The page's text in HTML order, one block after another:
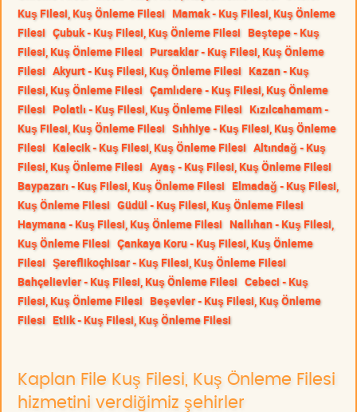
Kuş Filesi, Kuş Önleme Filesi Mamak - Kuş Filesi, Kuş Önleme
Filesi Çubuk - Kuş Filesi, Kuş Önleme Filesi Beştepe - Kuş
Filesi, Kuş Önleme Filesi Pursaklar - Kuş Filesi, Kuş Önleme
Filesi Akyurt - Kuş Filesi, Kuş Önleme Filesi Kazan - Kuş
Filesi, Kuş Önleme Filesi Çamlıdere - Kuş Filesi, Kuş Önleme
Filesi Polatlı - Kuş Filesi, Kuş Önleme Filesi Kızılcahamam -
Kuş Filesi, Kuş Önleme Filesi Sıhhiye - Kuş Filesi, Kuş Önleme
Filesi Kalecik - Kuş Filesi, Kuş Önleme Filesi Altındağ - Kuş
Filesi, Kuş Önleme Filesi Ayaş - Kuş Filesi, Kuş Önleme Filesi
Baypazarı - Kuş Filesi, Kuş Önleme Filesi Elmadağ - Kuş Filesi,
Kuş Önleme Filesi Güdül - Kuş Filesi, Kuş Önleme Filesi
Haymana - Kuş Filesi, Kuş Önleme Filesi Nallıhan - Kuş Filesi,
Kuş Önleme Filesi Çankaya Koru - Kuş Filesi, Kuş Önleme
Filesi Şereflikoçhisar - Kuş Filesi, Kuş Önleme Filesi
Bahçelievler - Kuş Filesi, Kuş Önleme Filesi Cebeci - Kuş
Filesi, Kuş Önleme Filesi Beşevler - Kuş Filesi, Kuş Önleme
Filesi Etlik - Kuş Filesi, Kuş Önleme Filesi
Kaplan File Kuş Filesi, Kuş Önleme Filesi
hizmetini verdiğimiz şehirler